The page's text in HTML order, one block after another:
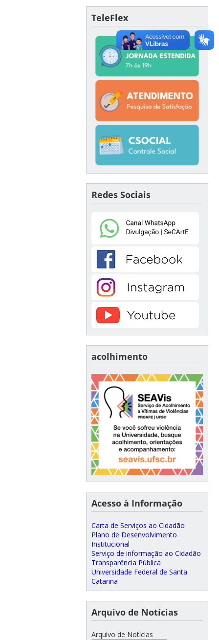
TeleFlex
Redes Sociais
acolhimento
Acesso à Informação
Carta de Serviços ao Cidadão
Plano de Desenvolvimento
Institucional
Serviço de informação ao Cidadão
Transparência Pública
Universidade Federal de Santa
Catarina
Arquivo de Notícias
Arquivo de Notícias